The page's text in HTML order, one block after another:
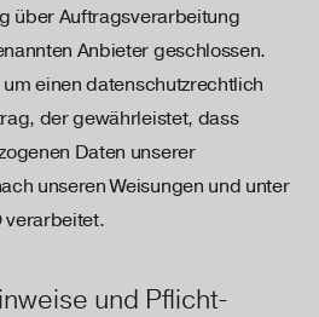
über Auftragsverarbeitung
Anbieter geschlossen.
einen datenschutzrechtlich
der gewährleistet, dass
Daten unserer
unseren Weisungen und unter
verarbeitet.
und Pflicht­